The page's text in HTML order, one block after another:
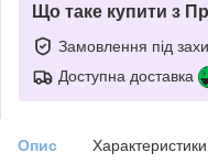
Що таке купити з
Замовлення під
Доступна доставка
Опис Характеристики